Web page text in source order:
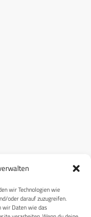
wir Technologien wie
oder darauf zuzugreifen.
wir Daten wie das